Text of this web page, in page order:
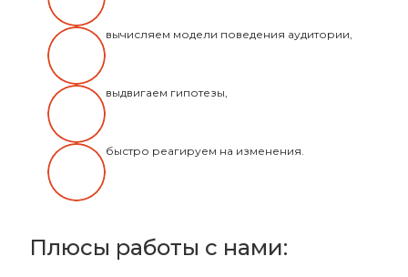
вычисляем модели поведения аудитории,
выдвигаем гипотезы,
быстро реагируем на изменения.
Плюсы работы с нами: